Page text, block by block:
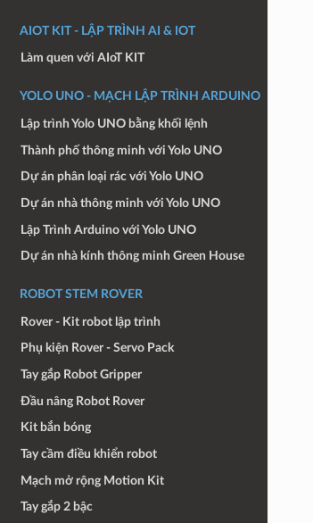
AIOT KIT - LẬP TRÌNH AI & IOT
Làm quen với AIoT KIT
YOLO UNO - MẠCH LẬP TRÌNH ARDUINO
Lập trình Yolo UNO bằng khối lệnh
Thành phố thông minh với Yolo UNO
Dự án phân loại rác với Yolo UNO
Dự án nhà thông minh với Yolo UNO
Lập Trình Arduino với Yolo UNO
Dự án nhà kính thông minh Green House
ROBOT STEM ROVER
Rover - Kit robot lập trình
Phụ kiện Rover - Servo Pack
Tay gắp Robot Gripper
Đầu nâng Robot Rover
Kit bắn bóng
Tay cầm điều khiển robot
Mạch mở rộng Motion Kit
Tay gắp 2 bậc